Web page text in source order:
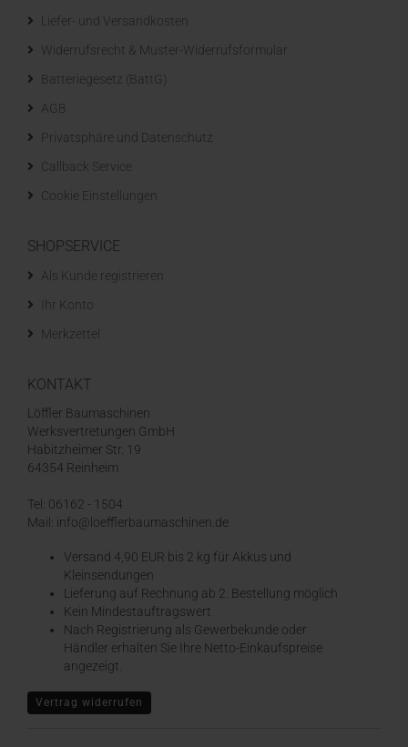
Liefer- und Versandkosten
Widerrufsrecht & Muster-Widerrufsformular
Batteriegesetz (BattG)
AGB
Privatsphäre und Datenschutz
Callback Service
Cookie Einstellungen
SHOPSERVICE
Als Kunde registrieren
Ihr Konto
Merkzettel
KONTAKT
Löffler Baumaschinen
Werksvertretungen GmbH
Habitzheimer Str. 19
64354 Reinheim
Tel: 06162 - 1504
Mail: info@loefflerbaumaschinen.de
Versand 4,90 EUR bis 2 kg für Akkus und
Kleinsendungen
​Lieferung auf Rechnung ab 2. Bestellung möglich
Kein Mindestauftragswert
Nach Registrierung als Gewerbekunde oder
Händler erhalten Sie Ihre Netto-Einkaufspreise
angezeigt.
Vertrag widerrufen